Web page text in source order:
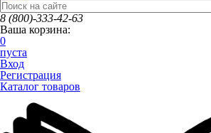
8 (800)-333-42-63
Ваша корзина:
0
пуста
Вход
Регистрация
Каталог товаров